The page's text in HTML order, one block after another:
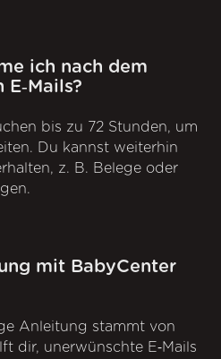
ich nach dem
bis zu 72 Stunden, um
Du kannst weiterhin
z. B. Belege oder
mit BabyCenter
Anleitung stammt von
dir, unerwünschte E‑Mails